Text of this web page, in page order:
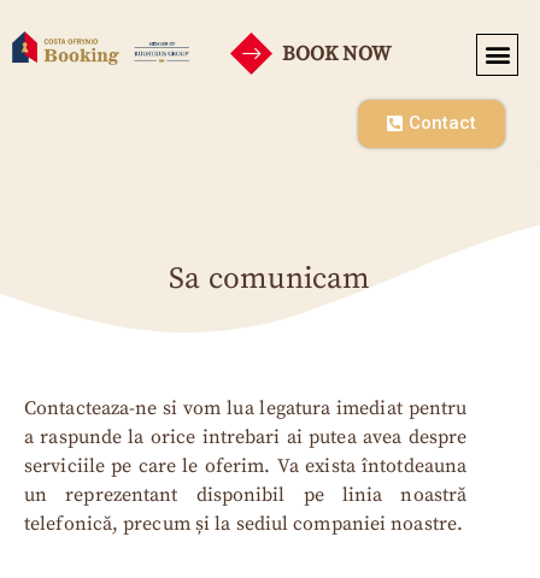
BOOK NOW
Contact
Sa comunicam
Contacteaza-ne si vom lua legatura imediat pentru
a raspunde la orice intrebari ai putea avea despre
serviciile pe care le oferim. Va exista întotdeauna
un reprezentant disponibil pe linia noastră
telefonică, precum și la sediul companiei noastre.